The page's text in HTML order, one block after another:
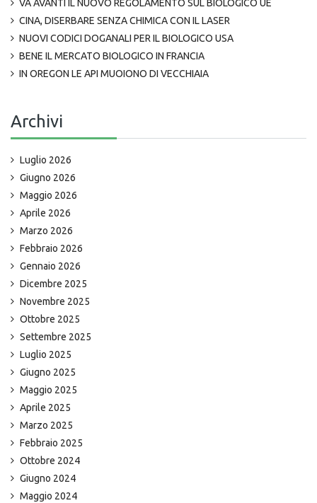
VA AVANTI IL NUOVO REGOLAMENTO SUL BIOLOGICO UE
CINA, DISERBARE SENZA CHIMICA CON IL LASER
NUOVI CODICI DOGANALI PER IL BIOLOGICO USA
BENE IL MERCATO BIOLOGICO IN FRANCIA
IN OREGON LE API MUOIONO DI VECCHIAIA
Archivi
Luglio 2026
Giugno 2026
Maggio 2026
Aprile 2026
Marzo 2026
Febbraio 2026
Gennaio 2026
Dicembre 2025
Novembre 2025
Ottobre 2025
Settembre 2025
Luglio 2025
Giugno 2025
Maggio 2025
Aprile 2025
Marzo 2025
Febbraio 2025
Ottobre 2024
Giugno 2024
Maggio 2024